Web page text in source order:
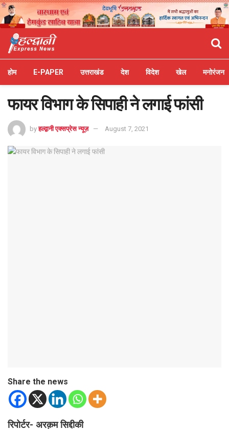
होम E-PAPER उत्तराखंड देश विदेश खेल मनोरंजन
फायर विभाग के सिपाही ने लगाई फांसी
by हल्द्वानी एक्सप्रेस न्यूज़ August 7, 2021
Share the news
रिपोर्टर- अरक़म सिद्दीकी